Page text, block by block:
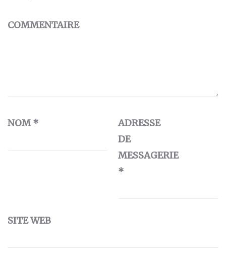
COMMENTAIRE
NOM*
ADRESSE
DE
MESSAGERIE
*
SITE WEB